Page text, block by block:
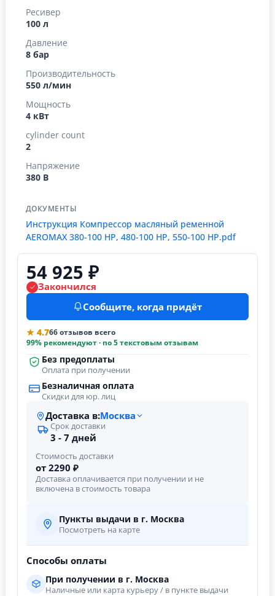
Ресивер
100 л
Давление
8 бар
Производительность
550 л/мин
Мощность
4 кВт
cylinder count
2
Напряжение
380 В
ДОКУМЕНТЫ
Инструкция Компрессор масляный ременной
AEROMAX 380-100 HP, 480-100 HP, 550-100 HP.pdf
54 925 ₽
Закончился
Сообщите, когда придёт
★ 4.766 отзывов всего
99% рекомендуют · по 5 текстовым отзывам
Без предоплаты
Оплата при получении
Безналичная оплата
Скидки для юр. лиц
Доставка в:Москва
Срок доставки
3 - 7 дней
Стоимость доставки
от 2290 ₽
Доставка оплачивается при получении и не
включена в стоимость товара
Пункты выдачи в г. Москва
Посмотреть на карте
Способы оплаты
При получении в г. Москва
Наличные или карта курьеру / в пункте выдачи